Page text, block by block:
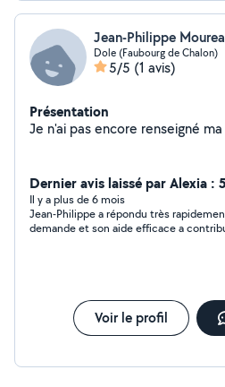
Jean-Philippe
Dole (Faubourg de Chalon)
5/5 (1 avis)
Présentation
Dernier avis laissé par Alexia :
Il y a plus de 6 mois
Jean-Philippe a répondu très
demande et son aide efficace a
Voir le profil